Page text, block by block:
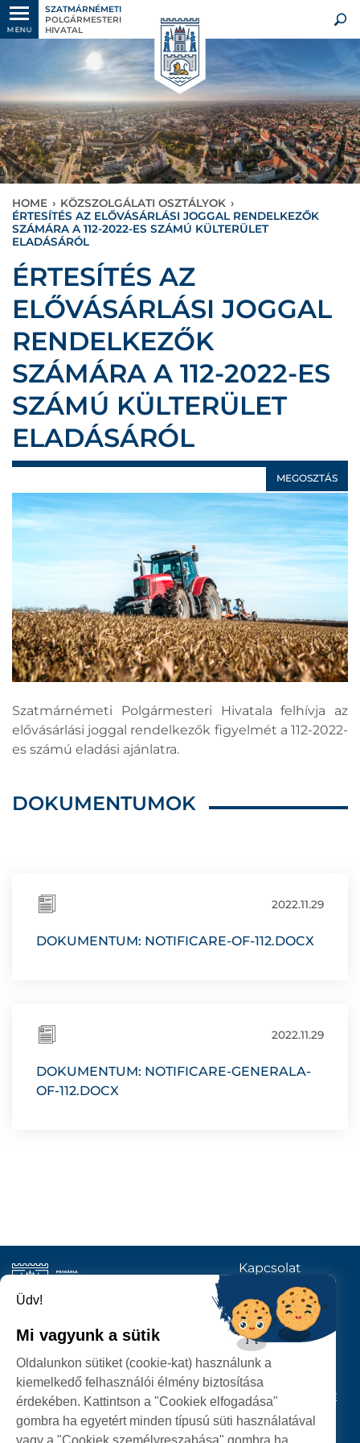
MENU
SZATMÁRNÉMETI
POLGÁRMESTERI
HIVATAL
HOME › KÖZSZOLGÁLATI OSZTÁLYOK ›
ÉRTESÍTÉS AZ ELŐVÁSÁRLÁSI JOGGAL RENDELKEZŐK
SZÁMÁRA A 112-2022-ES SZÁMÚ KÜLTERÜLET
ELADÁSÁRÓL
ÉRTESÍTÉS AZ
ELŐVÁSÁRLÁSI JOGGAL
RENDELKEZŐK
SZÁMÁRA A 112-2022-ES
SZÁMÚ KÜLTERÜLET
ELADÁSÁRÓL
MEGOSZTÁS
Szatmárnémeti Polgármesteri Hivatala felhívja az
elővásárlási joggal rendelkezők figyelmét a 112-2022-
es számú eladási ajánlatra.
DOKUMENTUMOK
2022.11.29
DOKUMENTUM: NOTIFICARE-OF-112.DOCX
2022.11.29
DOKUMENTUM: NOTIFICARE-GENERALA-
OF-112.DOCX
SZEMÉLYES ADATOK VÉDELME
SZATMÁRNÉMETI
POLGÁRMESTERI HIVATAL
P-ȚA 25 OCTOMBRIE, NR. 1 CORP M, 440026 SATU MARE
Kapcsolat
KÖVESSENEK
Üdv!
Mi vagyunk a sütik
Oldalunkon sütiket (cookie-kat) használunk a
kiemelkedő felhasználói élmény biztosítása
érdekében. Kattintson a "Cookiek elfogadása"
gombra ha egyetért minden típusú süti használatával
vagy a "Cookiek személyreszabása" gombra ha